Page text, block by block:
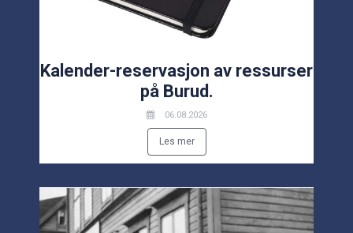
Kalender-reservasjon av ressurser
på Burud.
06.08.2026
Les mer